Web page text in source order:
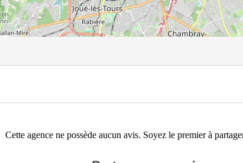
Cette agence ne possède aucun avis. Soyez le premier à